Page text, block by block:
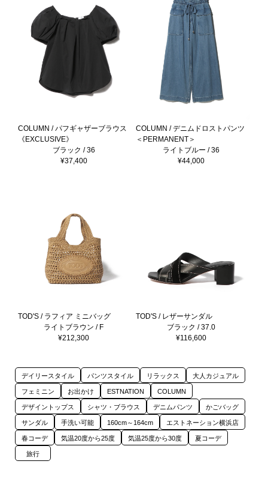
COLUMN / パフギャザーブラウス
《EXCLUSIVE》
ブラック / 36
¥37,400
COLUMN / デニムドロストパンツ
＜PERMANENT＞
ライトブルー / 36
¥44,000
TOD'S / ラフィア ミニバッグ
ライトブラウン / F
¥212,300
TOD'S / レザーサンダル
ブラック / 37.0
¥116,600
デイリースタイル パンツスタイル リラックス 大人カジュアル
フェミニン お出かけ ESTNATION COLUMN
デザイントップス シャツ・ブラウス デニムパンツ かごバッグ
サンダル 手洗い可能 160cm～164cm エストネーション横浜店
春コーデ 気温20度から25度 気温25度から30度 夏コーデ
旅行